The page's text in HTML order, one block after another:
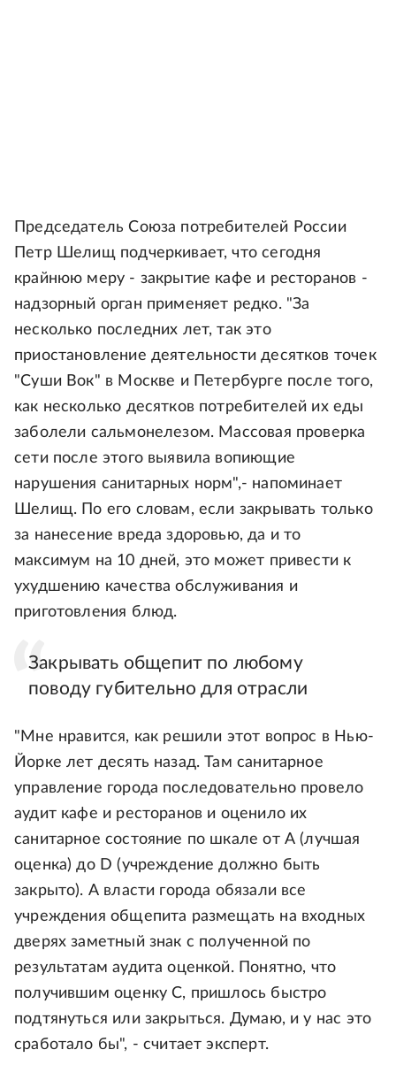
Председатель Союза потребителей России
Петр Шелищ подчеркивает, что сегодня
крайнюю меру - закрытие кафе и ресторанов -
надзорный орган применяет редко. "За
несколько последних лет, так это
приостановление деятельности десятков точек
"Суши Вок" в Москве и Петербурге после того,
как несколько десятков потребителей их еды
заболели сальмонелезом. Массовая проверка
сети после этого выявила вопиющие
нарушения санитарных норм",- напоминает
Шелищ. По его словам, если закрывать только
за нанесение вреда здоровью, да и то
максимум на 10 дней, это может привести к
ухудшению качества обслуживания и
приготовления блюд.
Закрывать общепит по любому
поводу губительно для отрасли
"Мне нравится, как решили этот вопрос в Нью-
Йорке лет десять назад. Там санитарное
управление города последовательно провело
аудит кафе и ресторанов и оценило их
санитарное состояние по шкале от А (лучшая
оценка) до D (учреждение должно быть
закрыто). А власти города обязали все
учреждения общепита размещать на входных
дверях заметный знак с полученной по
результатам аудита оценкой. Понятно, что
получившим оценку С, пришлось быстро
подтянуться или закрыться. Думаю, и у нас это
сработало бы", - считает эксперт.